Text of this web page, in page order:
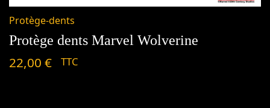
Protège-dents
Protège dents Marvel Wolverine
22,00 € TTC